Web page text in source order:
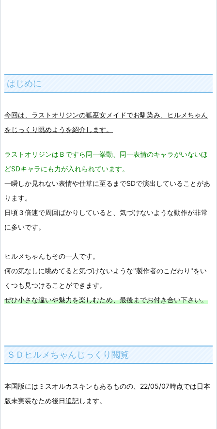
はじめに
今回は、ラストオリジンの狐巫女メイドでお馴染み、ヒルメちゃん
をじっくり眺めようを紹介します。
ラストオリジンはＢですら同一挙動、同一表情のキャラがいないほ
どSDキャラにも力が入れられています。
一瞬しか見れない表情や仕草に至るまでSDで演出していることがあ
ります。
日頃３倍速で周回ばかりしていると、気づけないような動作が非常
に多いです。
ヒルメちゃんもその一人です。
何の気なしに眺めてると気づけないような"製作者のこだわり"をい
くつも見つけることができます。
ぜひ小さな違いや魅力を楽しむため、最後までお付き合い下さい。
ＳＤヒルメちゃんじっくり閲覧
本国版にはミスオルカスキンもあるものの、22/05/07時点では日本
版未実装なため後日追記します。